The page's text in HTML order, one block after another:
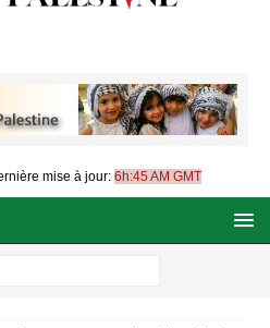
mise à jour: 6h:45 AM GMT